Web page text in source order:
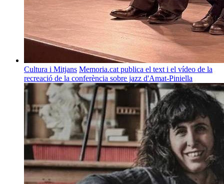
Cultura i Mitjans Memoria.cat publica el text i el vídeo de la
recreació de la conferència sobre jazz d'Amat-Piniella